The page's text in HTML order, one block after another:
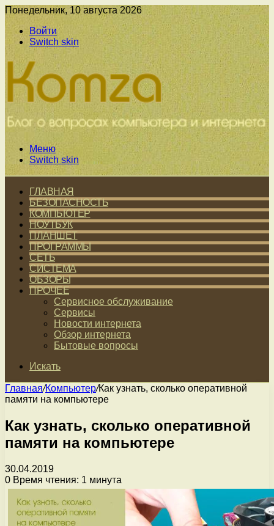
Понедельник, 10 августа 2026
Войти
Switch skin
Меню
Switch skin
ГЛАВНАЯ
БЕЗОПАСНОСТЬ
КОМПЬЮТЕР
НОУТБУК
ПЛАНШЕТ
ПРОГРАММЫ
СЕТЬ
СИСТЕМА
ОБЗОРЫ
ПРОЧЕЕ
Сервисное обслуживание
Сервисы
Новости интернета
Обзор интернета
Бытовые вопросы
Искать
Главная/Компьютер/Как узнать, сколько оперативной
памяти на компьютере
Как узнать, сколько оперативной
памяти на компьютере
30.04.2019
0 Время чтения: 1 минута